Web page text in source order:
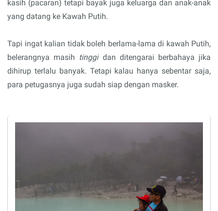
kasih (pacaran) tetapi bayak juga keluarga dan anak-anak
yang datang ke Kawah Putih.
Tapi ingat kalian tidak boleh berlama-lama di kawah Putih,
belerangnya masih tinggidan ditengarai berbahaya jika
dihirup terlalu banyak. Tetapi kalau hanya sebentar saja,
para petugasnya juga sudah siap dengan masker.